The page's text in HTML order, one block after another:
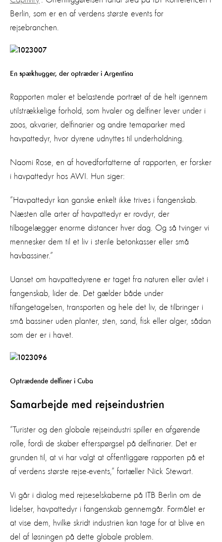
Berlin, som er en af verdens største events for
rejsebranchen.
En spækhugger, der optræder i Argentina
Rapporten maler et belastende portræt af de helt igennem
utilstrækkelige forhold, som hvaler og delfiner lever under i
zoos, akvarier, delfinarier og andre temaparker med
havpattedyr, hvor dyrene udnyttes til underholdning.
Naomi Rose, en af hovedforfatterne af rapporten, er forsker
i havpattedyr hos AWI. Hun siger:
”Havpattedyr kan ganske enkelt ikke trives i fangenskab.
Næsten alle arter af havpattedyr er rovdyr, der
tilbagelægger enorme distancer hver dag. Og så tvinger vi
mennesker dem til et liv i sterile betonkasser eller små
havbassiner.”
Uanset om havpattedyrene er taget fra naturen eller avlet i
fangenskab, lider de. Det gælder både under
tilfangetagelsen, transporten og hele det liv, de tilbringer i
små bassiner uden planter, sten, sand, fisk eller alger, sådan
som der er i havet.
Optrædende delfiner i Cuba
Samarbejde med rejseindustrien
”Turister og den globale rejseindustri spiller en afgørende
rolle, fordi de skaber efterspørgsel på delfinarier. Det er
grunden til, at vi har valgt at offentliggøre rapporten på et
af verdens største rejse-events,” fortæller Nick Stewart.
Vi går i dialog med rejseselskaberne på ITB Berlin om de
lidelser, havpattedyr i fangenskab gennemgår. Formålet er
at vise dem, hvilke skridt industrien kan tage for at blive en
del af løsningen på dette globale problem.